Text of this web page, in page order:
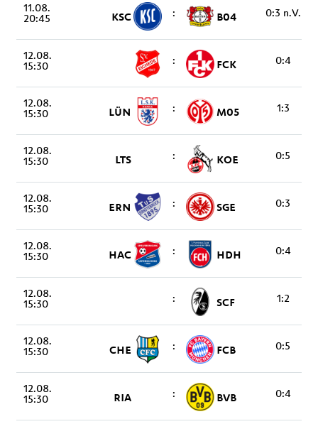
11.08.
20:45 KSC : B04 0:3 n.V.
12.08.
15:30 : FCK 0:4
12.08.
15:30 LÜN : M05 1:3
12.08.
15:30 LTS : KOE 0:5
12.08.
15:30 ERN : SGE 0:3
12.08.
15:30 HAC : HDH 0:4
12.08.
15:30 : SCF 1:2
12.08.
15:30 CHE : FCB 0:5
12.08.
15:30 RIA : BVB 0:4